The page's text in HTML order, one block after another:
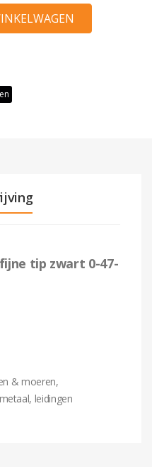
tip zwart 0-47-
& moeren,
leidingen